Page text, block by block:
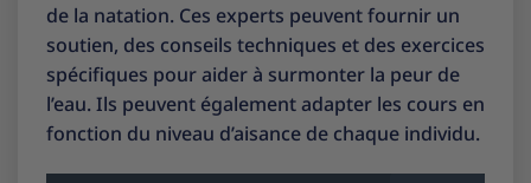
de la natation. Ces experts peuvent fournir un
soutien, des conseils techniques et des exercices
spécifiques pour aider à surmonter la peur de
l’eau. Ils peuvent également adapter les cours en
fonction du niveau d’aisance de chaque individu.